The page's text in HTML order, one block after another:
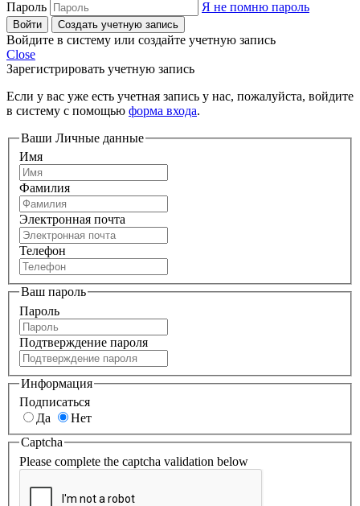
Пароль
Я не помню пароль
Войти Создать учетную запись
Войдите в систему или создайте учетную запись
Close
Зарегистрировать учетную запись
Если у вас уже есть учетная запись у нас, пожалуйста, войдите
в систему с помощью форма входа.
Ваши Личные данные
Имя
Фамилия
Электронная почта
Телефон
Ваш пароль
Пароль
Подтверждение пароля
Информация
Подписаться
Да
Нет
Captcha
Please complete the captcha validation below